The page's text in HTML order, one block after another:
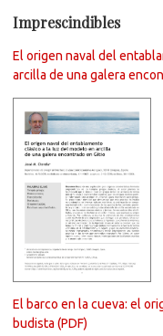
Imprescindibles
El origen naval del
arcilla de una galera
El barco en la cueva: el
budista (PDF)